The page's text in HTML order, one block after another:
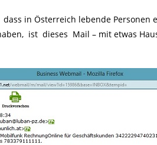
in Österreich lebende Personen
ist dieses Mail – mit etwas